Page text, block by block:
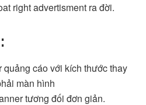
right advertisment ra đời.
quảng cáo với kích thước thay
màn hình
tương đối đơn giản.